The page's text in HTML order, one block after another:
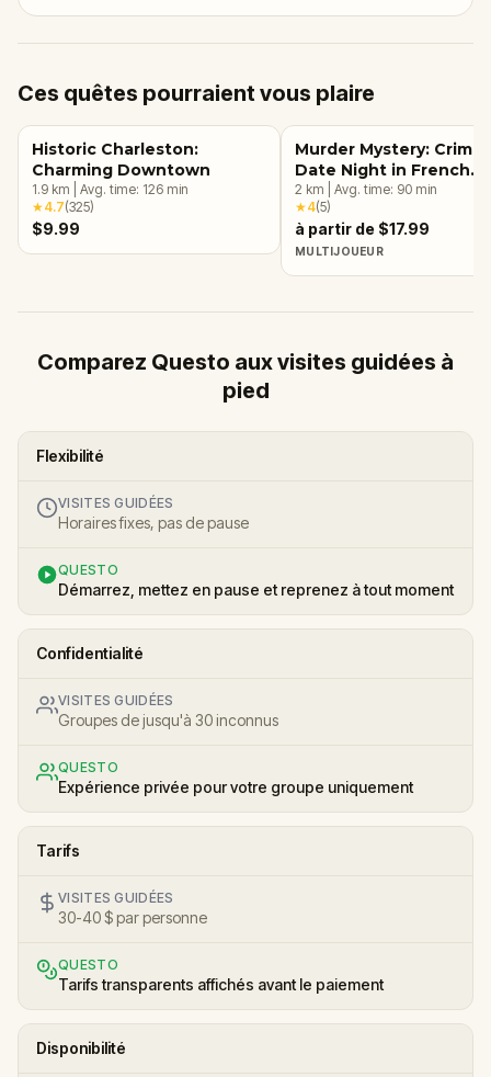
Ces quêtes pourraient vous plaire
Historic Charleston:
Charming Downtown
1.9 km Avg. time: 126 min
★4.7(325)
$9.99
Murder Mystery: Crime
Date Night in French
Quarter, Charleston
2 km Avg. time: 90 min
★4(5)
à partir de $17.99
MULTIJOUEUR
Comparez Questo aux visites guidées à
pied
Flexibilité
VISITES GUIDÉES
Horaires fixes, pas de pause
QUESTO
Démarrez, mettez en pause et reprenez à tout moment
Confidentialité
VISITES GUIDÉES
Groupes de jusqu'à 30 inconnus
QUESTO
Expérience privée pour votre groupe uniquement
Tarifs
VISITES GUIDÉES
30-40 $ par personne
QUESTO
Tarifs transparents affichés avant le paiement
Disponibilité